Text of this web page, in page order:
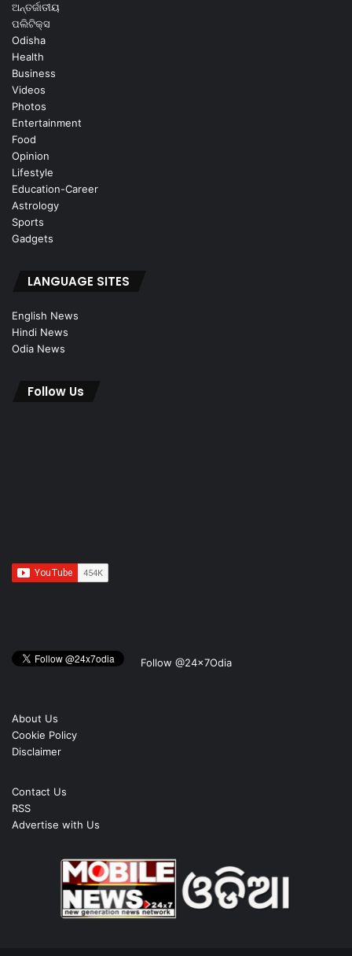
ଅନ୍ତର୍ଜାତୀୟ
ପଲିଟିକ୍ସ
Odisha
Health
Business
Videos
Photos
Entertainment
Food
Opinion
Lifestyle
Education-Career
Astrology
Sports
Gadgets
LANGUAGE SITES
English News
Hindi News
Odia News
Follow Us
Follow @24x7Odia
About Us
Cookie Policy
Disclaimer
Contact Us
RSS
Advertise with Us